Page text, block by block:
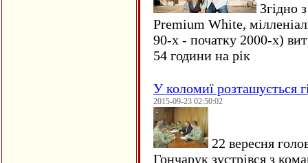
Згідно
Premium White,
90-х - початку 2000-х)
54 години на рік
У коломиї розташується
2015-09-23 02:50:02
22 вересня
Гончарук зустрівся з